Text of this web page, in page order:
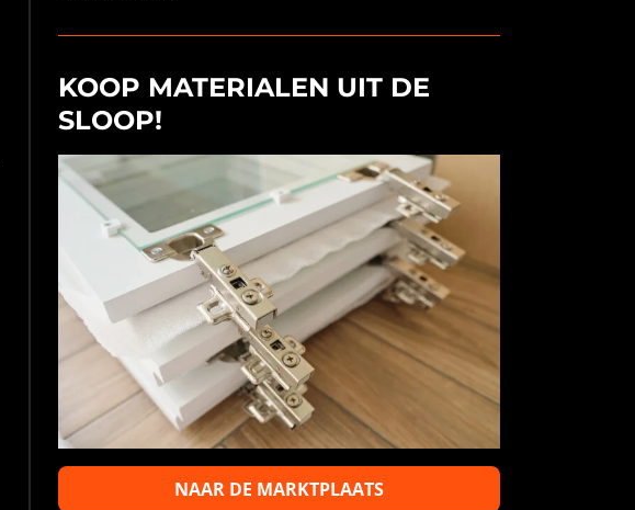
KOOP MATERIALEN UIT DE
SLOOP!
NAAR DE MARKTPLAATS